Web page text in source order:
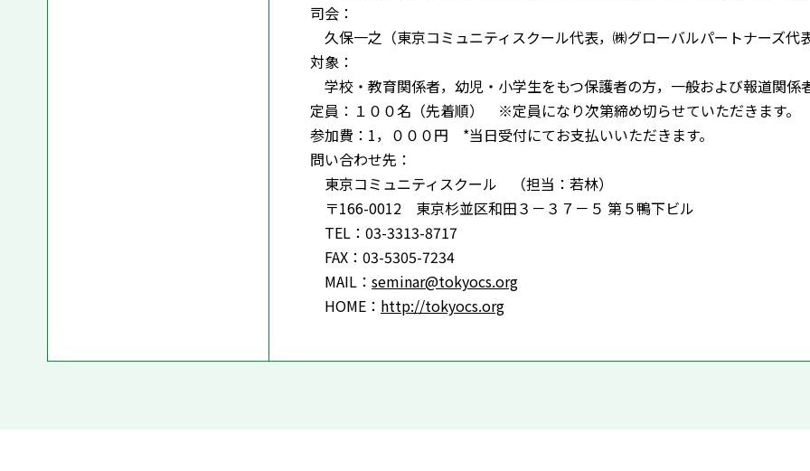
司会：
久保一之（東京コミュニティスクール代表，㈱グローバルパートナーズ代
対象：
学校・教育関係者，幼児・小学生をもつ保護者の方，一般および報道関係
定員：１００名（先着順） ※定員になり次第締め切らせていただきます。
参加費：1，０００円 *当日受付にてお支払いいただきます。
問い合わせ先：
東京コミュニティスクール （担当：若林）
〒166-0012 東京杉並区和田３－３７－５ 第５鴨下ビル
TEL：03-3313-8717
FAX：03-5305-7234
MAIL： seminar@tokyocs.org
HOME： http://tokyocs.org